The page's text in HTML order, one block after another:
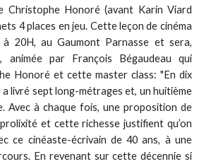
Christophe Honoré (avant Karin Viard
4 places en jeu. Cette leçon de cinéma
20H, au Gaumont Parnasse et sera,
animée par François Bégaudeau qui
Honoré et cette master class: "En dix
livré sept long-métrages et, un huitième
Avec à chaque fois, une proposition de
et cette richesse justifient qu’on
ce cinéaste-écrivain de 40 ans, à une
En revenant sur cette décennie si